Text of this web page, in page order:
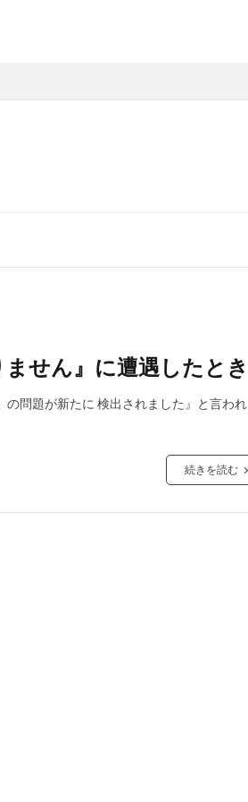
ません』に遭遇したとき
問題が新たに 検出されました』と言われ
続きを読む